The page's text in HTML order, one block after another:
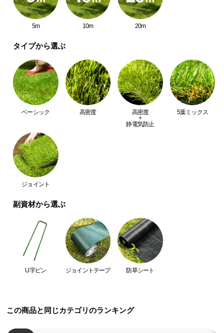
中
型
の
配
送
に
つ
小
型
商
品
の
配
て
置
サ
5m 10m 20m
タイプから選ぶ
ベーシック 高密度
高密度
+
静電気防止
5葉ミックス
ジョイント
副資材から選ぶ
U字ピン ジョイントテープ 防草シート
この商品と同じカテゴリのランキング